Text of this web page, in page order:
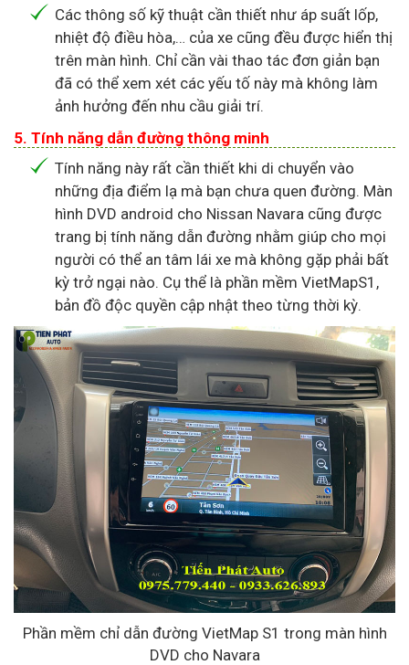
Các thông số kỹ thuật cần thiết như áp suất lốp,
nhiệt độ điều hòa,… của xe cũng đều được hiển thị
trên màn hình. Chỉ cần vài thao tác đơn giản bạn
đã có thể xem xét các yếu tố này mà không làm
ảnh hưởng đến nhu cầu giải trí.
5. Tính năng dẫn đường thông minh
Tính năng này rất cần thiết khi di chuyển vào
những địa điểm lạ mà bạn chưa quen đường. Màn
hình DVD android cho Nissan Navara cũng được
trang bị tính năng dẫn đường nhằm giúp cho mọi
người có thể an tâm lái xe mà không gặp phải bất
kỳ trở ngại nào. Cụ thể là phần mềm VietMapS1,
bản đồ độc quyền cập nhật theo từng thời kỳ.
Phần mềm chỉ dẫn đường VietMap S1 trong màn hình
DVD cho Navara